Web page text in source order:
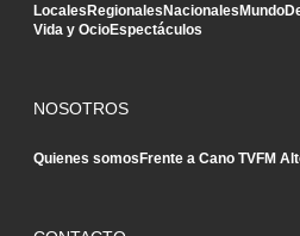
LocalesRegionalesNacionalesMundo
Vida y OcioEspectáculos
NOSOTROS
Quienes somosFrente a Cano TVFM